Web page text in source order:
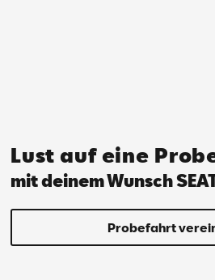
Lust auf eine
mit deinem Wunsch
Probefahrt